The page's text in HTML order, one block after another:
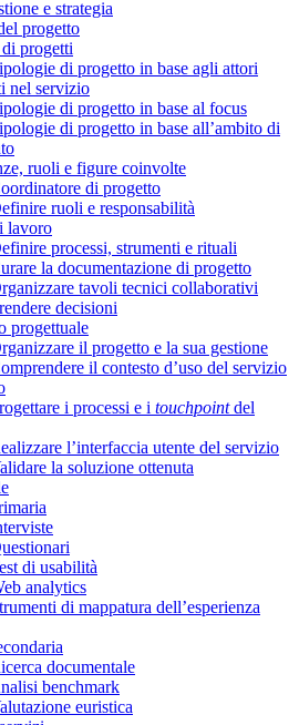
e strategia
progetto
progetti
di progetto in base agli attori
nel servizio
di progetto in base al focus
di progetto in base all’ambito di
ruoli e figure coinvolte
di progetto
ruoli e responsabilità
lavoro
processi, strumenti e rituali
la documentazione di progetto
tavoli tecnici collaborativi
decisioni
progettuale
il progetto e la sua gestione
il contesto d’uso del servizio
i processi e i touchpointdel
l’interfaccia utente del servizio
la soluzione ottenuta
di usabilità
analytics
di mappatura dell’esperienza
documentale
benchmark
euristica